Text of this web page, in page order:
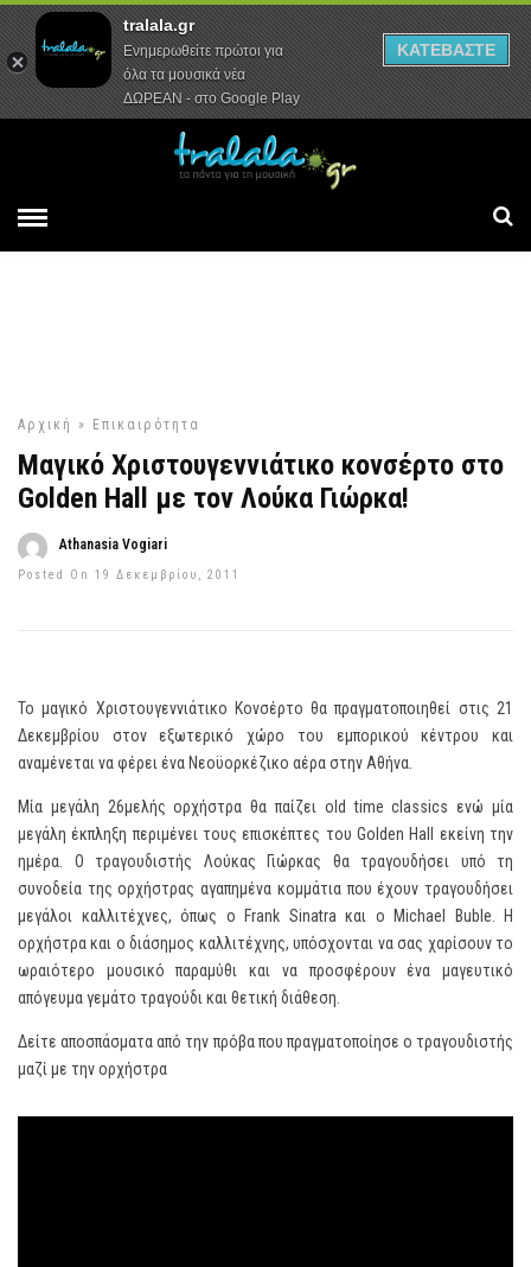
Αρχική Συνεντεύξεις Ρεπορτάζ
Αρχική » Επικαιρότητα
Μαγικό Χριστουγεννιάτικο κονσέρτο στο
Golden Hall με τον Λούκα Γιώρκα!
Athanasia Vogiari
Posted On 19 Δεκεμβρίου, 2011
Το μαγικό Χριστουγεννιάτικο Κονσέρτο θα πραγματοποιηθεί στις 21
Δεκεμβρίου στον εξωτερικό χώρο του εμπορικού κέντρου και
αναμένεται να φέρει ένα Νεοϋορκέζικο αέρα στην Αθήνα.
Μία μεγάλη 26μελής ορχήστρα θα παίζει old time classics ενώ μία
μεγάλη έκπληξη περιμένει τους επισκέπτες του Golden Hall εκείνη την
ημέρα. Ο τραγουδιστής Λούκας Γιώρκας θα τραγουδήσει υπό τη
συνοδεία της ορχήστρας αγαπημένα κομμάτια που έχουν τραγουδήσει
μεγάλοι καλλιτέχνες, όπως ο Frank Sinatra και o Michael Buble. Η
ορχήστρα και ο διάσημος καλλιτέχνης, υπόσχονται να σας χαρίσουν το
ωραιότερο μουσικό παραμύθι και να προσφέρουν ένα μαγευτικό
απόγευμα γεμάτο τραγούδι και θετική διάθεση.
Δείτε αποσπάσματα από την πρόβα που πραγματοποίησε ο τραγουδιστής
μαζί με την ορχήστρα
tralala.gr
Ενημερωθείτε πρώτοι για
όλα τα μουσικά νέα
ΔΩΡΕΑΝ - στο Google Play
ΚΑΤΕΒΑΣΤΕ